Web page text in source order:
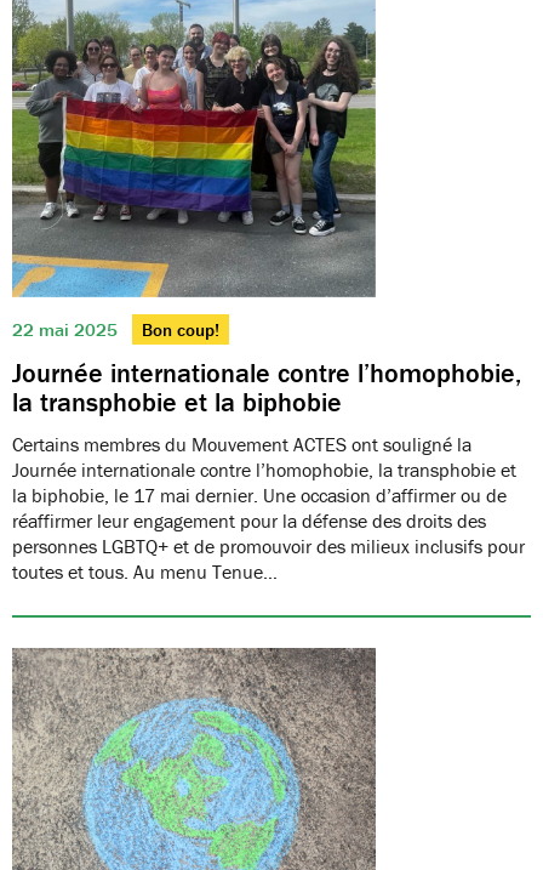
22 mai 2025 Bon coup!
Journée internationale contre l’homophobie,
la transphobie et la biphobie
Certains membres du Mouvement ACTES ont souligné la
Journée internationale contre l’homophobie, la transphobie et
la biphobie, le 17 mai dernier. Une occasion d’affirmer ou de
réaffirmer leur engagement pour la défense des droits des
personnes LGBTQ+ et de promouvoir des milieux inclusifs pour
toutes et tous. Au menu Tenue…